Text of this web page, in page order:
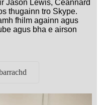
Jason Lewis, Ceannard
thugainn tro Skype.
fhilm againn agus
agus bha e airson